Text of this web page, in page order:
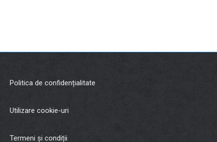
Politica de confidențialitate
Utilizare cookie-uri
Termeni și condiții